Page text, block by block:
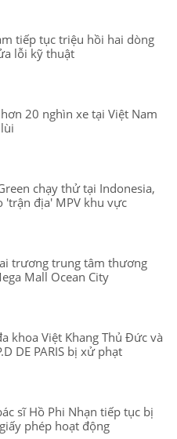
tiếp tục triệu hồi hai dòng
lỗi kỹ thuật
20 nghìn xe tại Việt Nam
chạy thử tại Indonesia,
'trận địa' MPV khu vực
trương trung tâm thương
Mall Ocean City
khoa Việt Khang Thủ Đức và
DE PARIS bị xử phạt
sĩ Hồ Phi Nhạn tiếp tục bị
phép hoạt động